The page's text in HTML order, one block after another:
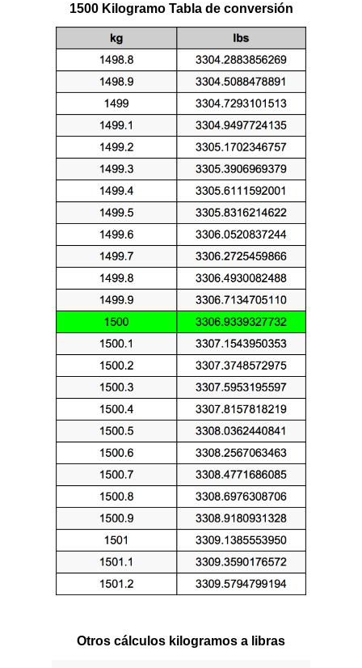
1500 Kilogramo Tabla de conversión
Otros cálculos kilogramos a libras